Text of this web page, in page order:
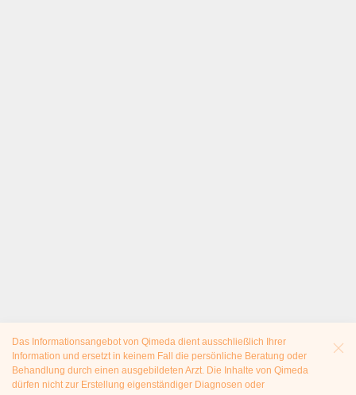
Das Informationsangebot von Qimeda dient ausschließlich Ihrer
Information und ersetzt in keinem Fall die persönliche Beratung oder
Behandlung durch einen ausgebildeten Arzt. Die Inhalte von Qimeda
dürfen nicht zur Erstellung eigenständiger Diagnosen oder